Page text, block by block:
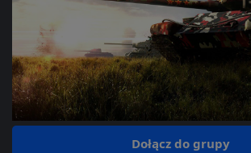
Dołącz do grupy